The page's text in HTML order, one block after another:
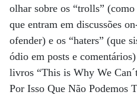
olhar sobre os “trolls” (como
que entram em discussões
ofender) e os “haters” (que
ódio em posts e
livros “This is Why We
Por Isso Que Não Podemos